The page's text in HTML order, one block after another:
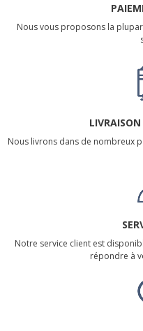
Nous vous proposons la
Nous livrons dans de nombreux
Notre service client est
répondre à